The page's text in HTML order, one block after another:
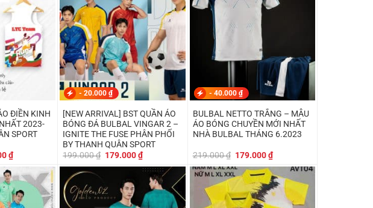
ĐIỀN KINH
2023-
SPORT
₫.
₫Giá
hiện
là:
199.000 ₫.
-20.000₫
[NEW ARRIVAL] BST QUẦN ÁO
BÓNG ĐÁ BULBAL VINGAR 2 –
IGNITE THE FUSE PHÂN PHỐI
BY THANH QUÂN SPORT
199.000₫ Giá
199.000 ₫.
179.000₫Giá
hiện
tại
là:
179.000 ₫.
- 40.000 ₫
BULBAL NETTO TRẮNG – MẪU
ÁO BÓNG CHUYỀN MỚI NHẤT
NHÀ BULBAL THÁNG 6.2023
219.000₫ Giá
là:
219.000 ₫.
179.000₫Giá
hiện
tại
là:
179.000 ₫.